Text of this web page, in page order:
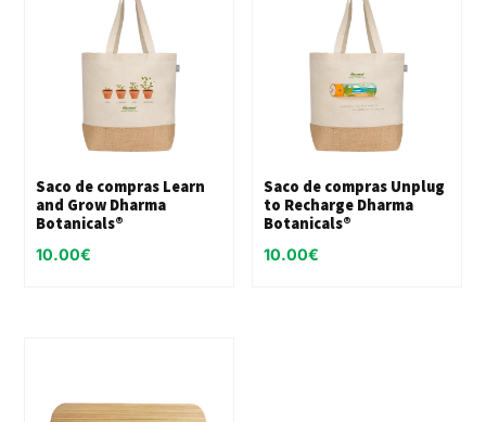
Saco de compras Learn
and Grow Dharma
Botanicals®
10.00€
Saco de compras Unplug
to Recharge Dharma
Botanicals®
10.00€